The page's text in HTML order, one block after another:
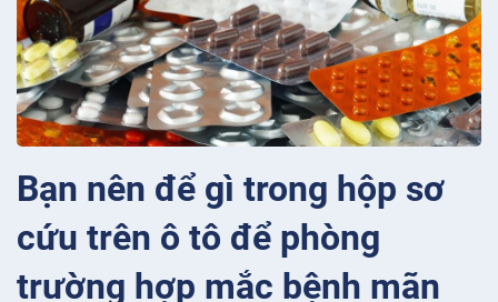
Bạn nên để gì trong hộp sơ
cứu trên ô tô để phòng
trường hợp mắc bệnh mãn